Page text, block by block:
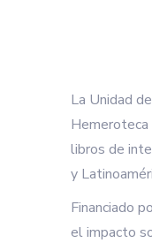
La Unidad
Hemeroteca
libros de
y
Financiado
el impacto